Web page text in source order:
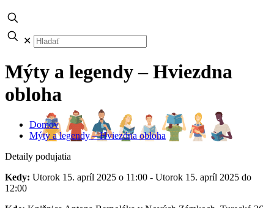
✕
Mýty a legendy – Hviezdna
obloha
Domov
Mýty a legendy – Hviezdna obloha
Detaily podujatia
Kedy: Utorok 15. apríl 2025 o 11:00 - Utorok 15. apríl 2025 do
12:00